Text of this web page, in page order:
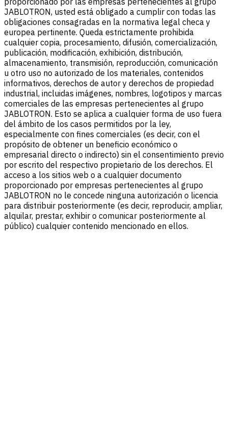
JABLOTRON, usted está obligado a cumplir con todas las
obligaciones consagradas en la normativa legal checa y
europea pertinente. Queda estrictamente prohibida
cualquier copia, procesamiento, difusión, comercialización,
publicación, modificación, exhibición, distribución,
almacenamiento, transmisión, reproducción, comunicación
u otro uso no autorizado de los materiales, contenidos
informativos, derechos de autor y derechos de propiedad
industrial, incluidas imágenes, nombres, logotipos y marcas
comerciales de las empresas pertenecientes al grupo
JABLOTRON. Esto se aplica a cualquier forma de uso fuera
del ámbito de los casos permitidos por la ley,
especialmente con fines comerciales (es decir, con el
propósito de obtener un beneficio económico o
empresarial directo o indirecto) sin el consentimiento previo
por escrito del respectivo propietario de los derechos. El
acceso a los sitios web o a cualquier documento
proporcionado por empresas pertenecientes al grupo
JABLOTRON no le concede ninguna autorización o licencia
para distribuir posteriormente (es decir, reproducir, ampliar,
alquilar, prestar, exhibir o comunicar posteriormente al
público) cualquier contenido mencionado en ellos.